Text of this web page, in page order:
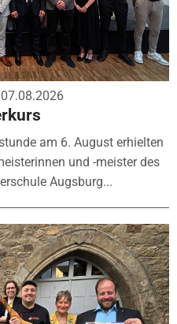
07.08.2026
am 6. August erhielten
und -meister des
Augsburg...